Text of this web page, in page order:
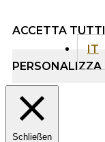
IT
ACCETTA TUTTI
PERSONALIZZA
Schließen